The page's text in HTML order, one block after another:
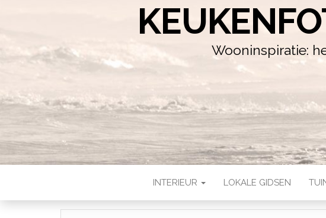
Wooninspiratie:
INTERIEUR LOKALE GIDSEN